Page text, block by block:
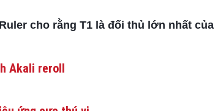
cho rằng T1 là đối thủ lớn nhất
Akali reroll